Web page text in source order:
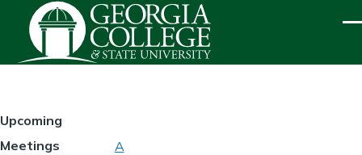
Skip to main content
HOMEPAGE
Upcoming
Meetings
A